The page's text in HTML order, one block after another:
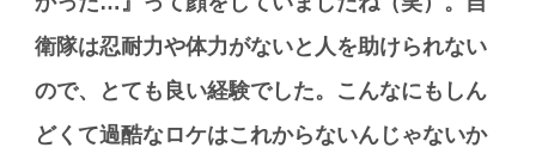
衛隊は忍耐力や体力がないと人を助けられない
ので、とても良い経験でした。こんなにもしん
どくて過酷なロケはこれからないんじゃないか